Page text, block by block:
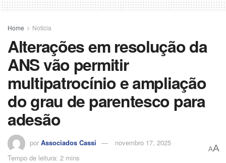
Home Notícia
Alterações em resolução da
ANS vão permitir
multipatrocínio e ampliação
do grau de parentesco para
adesão
por Associados Cassi
novembro 17, 2025
Tempo de leitura: 2 mins
AA